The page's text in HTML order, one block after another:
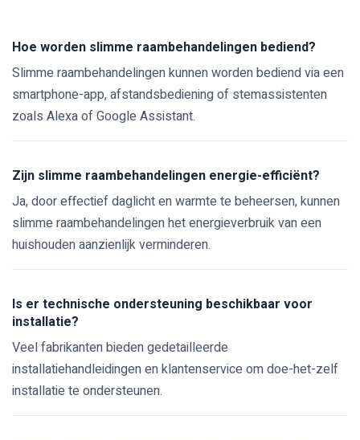
Hoe worden slimme raambehandelingen bediend?
Slimme raambehandelingen kunnen worden bediend via een
smartphone-app, afstandsbediening of stemassistenten
zoals Alexa of Google Assistant.
Zijn slimme raambehandelingen energie-efficiënt?
Ja, door effectief daglicht en warmte te beheersen, kunnen
slimme raambehandelingen het energieverbruik van een
huishouden aanzienlijk verminderen.
Is er technische ondersteuning beschikbaar voor
installatie?
Veel fabrikanten bieden gedetailleerde
installatiehandleidingen en klantenservice om doe-het-zelf
installatie te ondersteunen.